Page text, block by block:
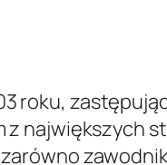
roku,
z największych